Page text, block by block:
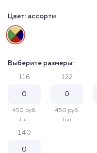
Цвет: ассорти
Выберите размеры:
116
450 руб.
1 шт
122
450 руб.
1 шт
140